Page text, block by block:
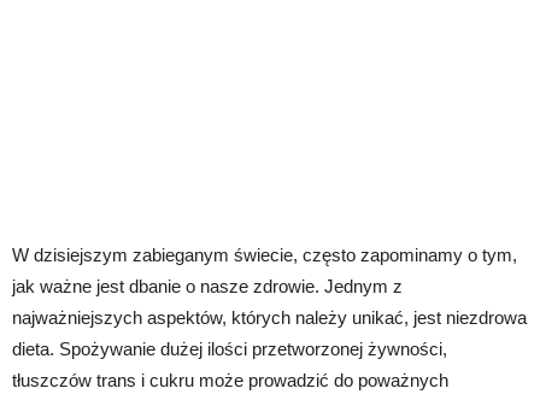
W dzisiejszym zabieganym świecie, często zapominamy o tym,
jak ważne jest dbanie o nasze zdrowie. Jednym z
najważniejszych aspektów, których należy unikać, jest niezdrowa
dieta. Spożywanie dużej ilości przetworzonej żywności,
tłuszczów trans i cukru może prowadzić do poważnych